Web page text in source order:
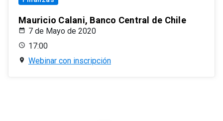
Mauricio Calani, Banco Central de Chile
7 de Mayo de 2020
17:00
Webinar con inscripción